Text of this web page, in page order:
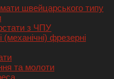
швейцарського типу
з ЧПУ
(механічні) фрезерні
та молоти